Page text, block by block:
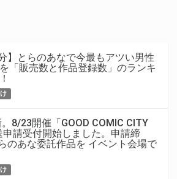
】とらのあなで今最もアツい男性
「販売数と作品登録数」のランキ
8/23開催「GOOD COMIC CITY
請受付開始しました。申請締
のあな委託作品を イベント会場で